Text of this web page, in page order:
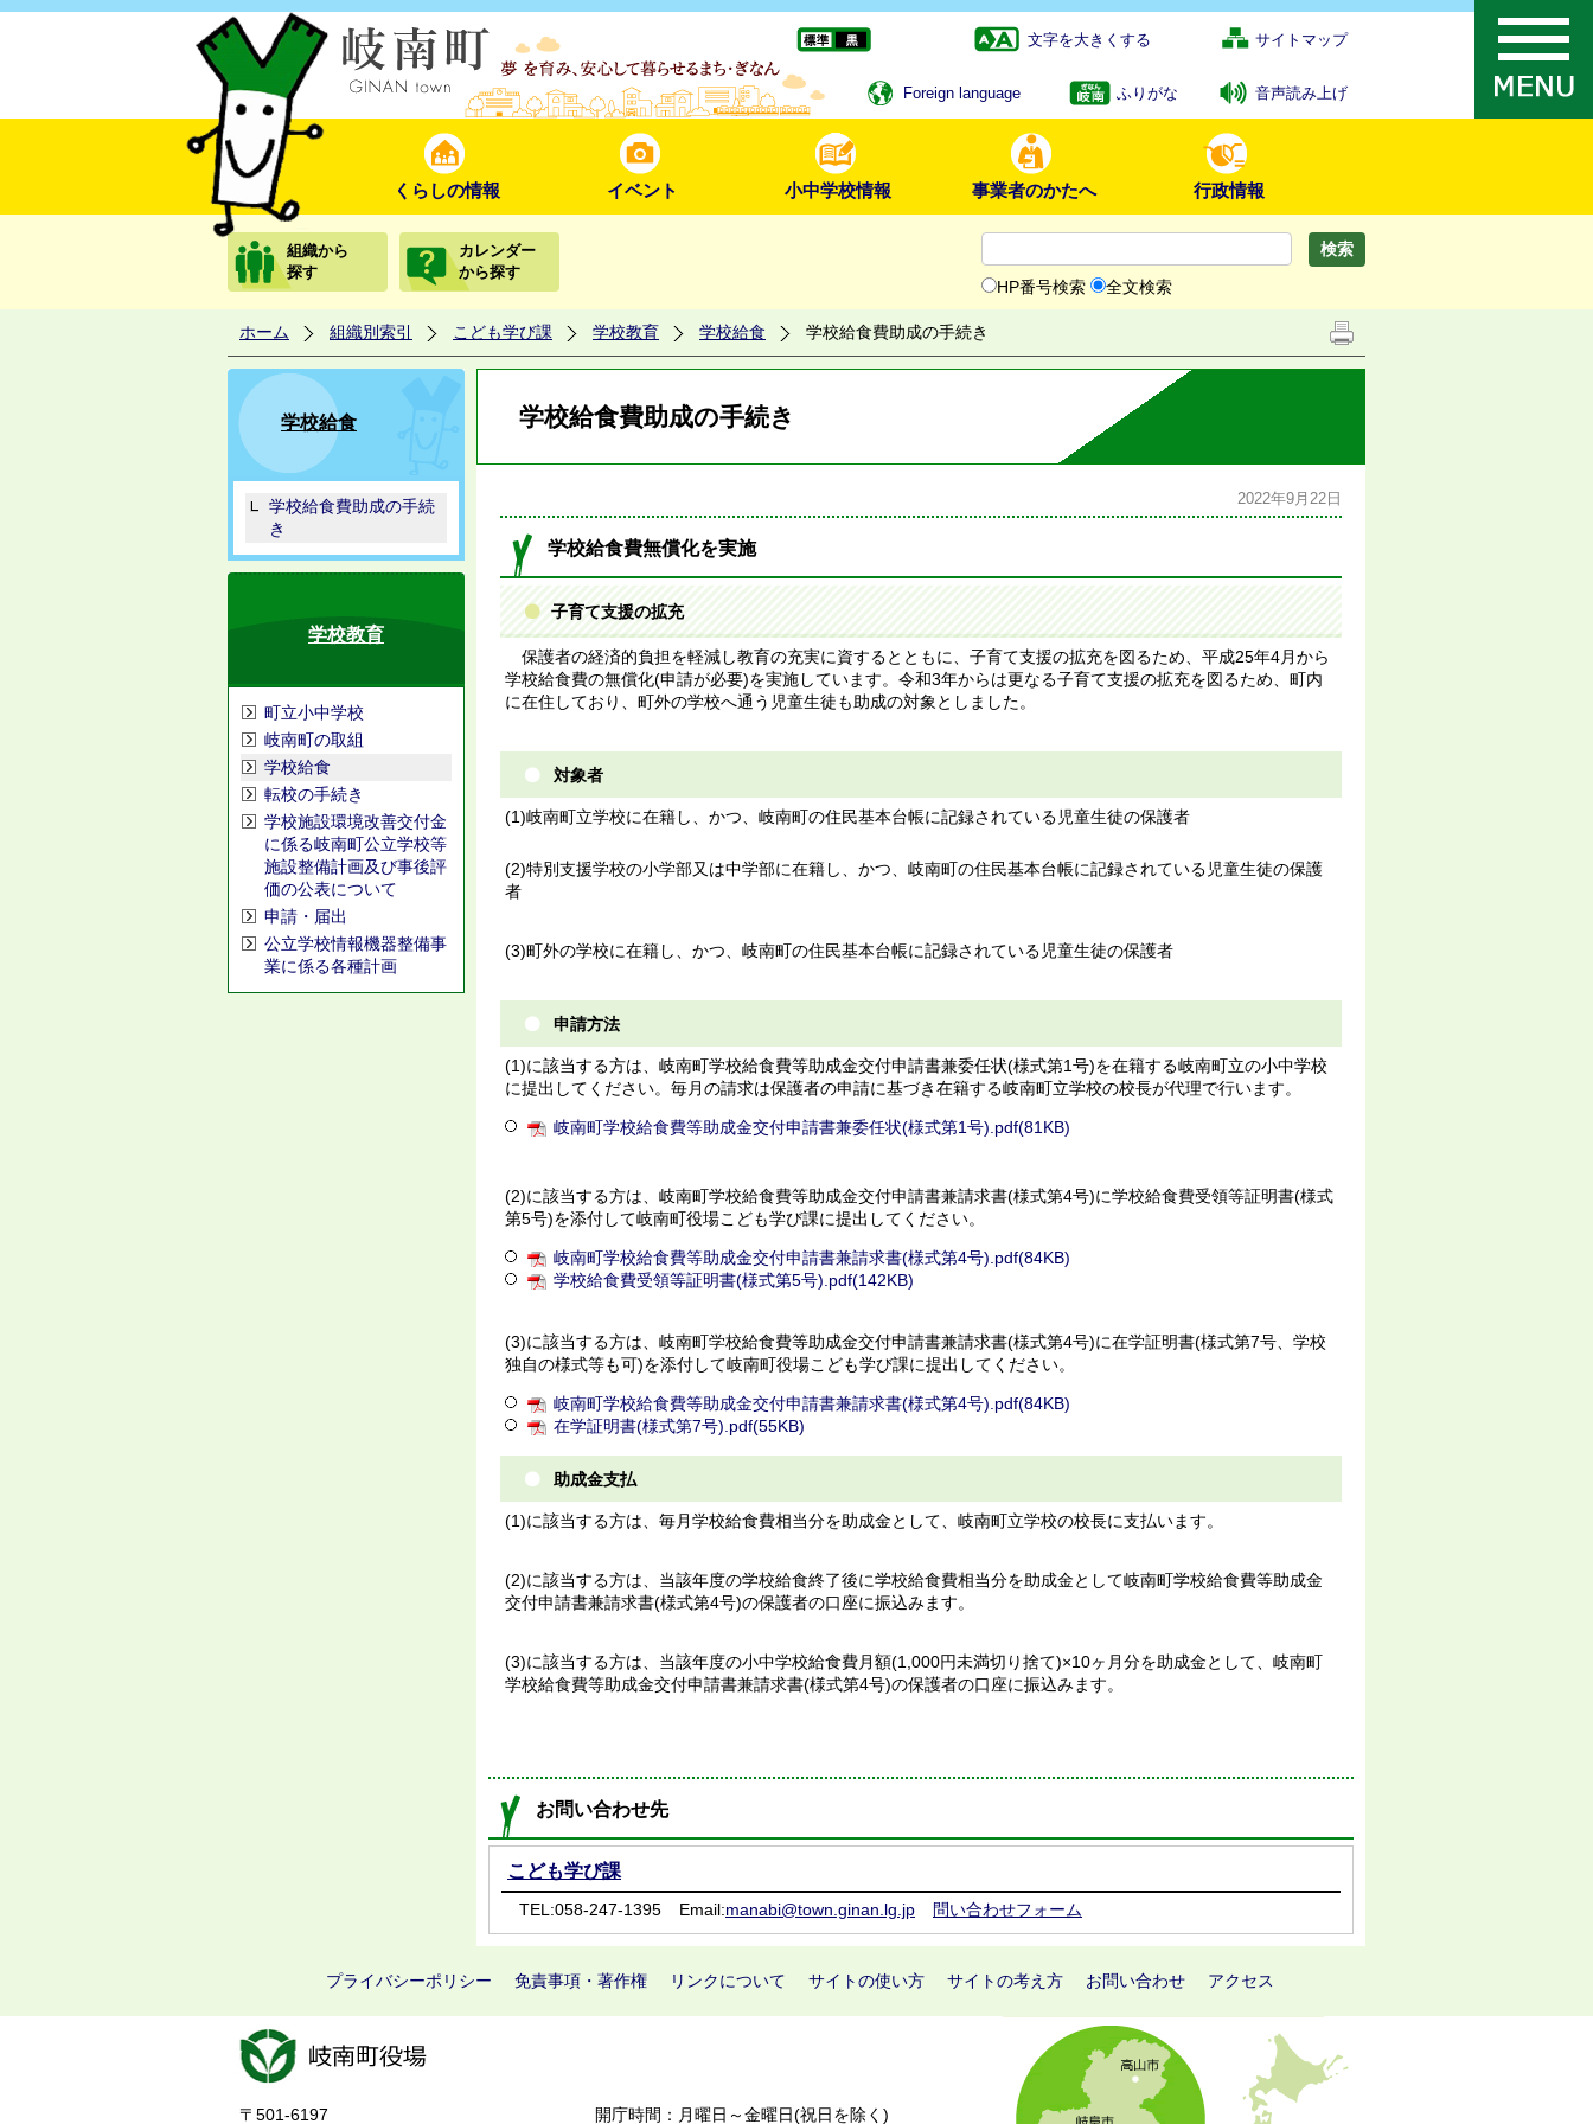
文字を大きくする サイトマップ
Foreign language ふりがな 音声読み上げ
くらしの情報 イベント 小中学校情報 事業者のかたへ 行政情報
組織から
探す
カレンダー
から探す
HP番号検索 全文検索
ホーム 組織別索引 こども学び課 学校教育 学校給食 学校給食費助成の手続き
学校給食
学校給食費助成の手続
き
学校教育
町立小中学校
岐南町の取組
学校給食
転校の手続き
学校施設環境改善交付金
に係る岐南町公立学校等
施設整備計画及び事後評
価の公表について
申請・届出
公立学校情報機器整備事
業に係る各種計画
学校給食費助成の手続き
2022年9月22日
学校給食費無償化を実施
子育て支援の拡充
保護者の経済的負担を軽減し教育の充実に資するとともに、子育て支援の拡充を図るため、平成25年4月から
学校給食費の無償化(申請が必要)を実施しています。令和3年からは更なる子育て支援の拡充を図るため、町内
に在住しており、町外の学校へ通う児童生徒も助成の対象としました。
対象者
(1)岐南町立学校に在籍し、かつ、岐南町の住民基本台帳に記録されている児童生徒の保護者
(2)特別支援学校の小学部又は中学部に在籍し、かつ、岐南町の住民基本台帳に記録されている児童生徒の保護
者
(3)町外の学校に在籍し、かつ、岐南町の住民基本台帳に記録されている児童生徒の保護者
申請方法
(1)に該当する方は、岐南町学校給食費等助成金交付申請書兼委任状(様式第1号)を在籍する岐南町立の小中学校
に提出してください。毎月の請求は保護者の申請に基づき在籍する岐南町立学校の校長が代理で行います。
岐南町学校給食費等助成金交付申請書兼委任状(様式第1号).pdf(81KB)
(2)に該当する方は、岐南町学校給食費等助成金交付申請書兼請求書(様式第4号)に学校給食費受領等証明書(様式
第5号)を添付して岐南町役場こども学び課に提出してください。
岐南町学校給食費等助成金交付申請書兼請求書(様式第4号).pdf(84KB)
学校給食費受領等証明書(様式第5号).pdf(142KB)
(3)に該当する方は、岐南町学校給食費等助成金交付申請書兼請求書(様式第4号)に在学証明書(様式第7号、学校
独自の様式等も可)を添付して岐南町役場こども学び課に提出してください。
岐南町学校給食費等助成金交付申請書兼請求書(様式第4号).pdf(84KB)
在学証明書(様式第7号).pdf(55KB)
助成金支払
(1)に該当する方は、毎月学校給食費相当分を助成金として、岐南町立学校の校長に支払います。
(2)に該当する方は、当該年度の学校給食終了後に学校給食費相当分を助成金として岐南町学校給食費等助成金
交付申請書兼請求書(様式第4号)の保護者の口座に振込みます。
(3)に該当する方は、当該年度の小中学校給食費月額(1,000円未満切り捨て)×10ヶ月分を助成金として、岐南町
学校給食費等助成金交付申請書兼請求書(様式第4号)の保護者の口座に振込みます。
お問い合わせ先
こども学び課
TEL:058-247-1395 Email:manabi@town.ginan.lg.jp 問い合わせフォーム
プライバシーポリシー 免責事項・著作権 リンクについて サイトの使い方 サイトの考え方 お問い合わせ アクセス
〒501-6197 開庁時間：月曜日～金曜日(祝日を除く)